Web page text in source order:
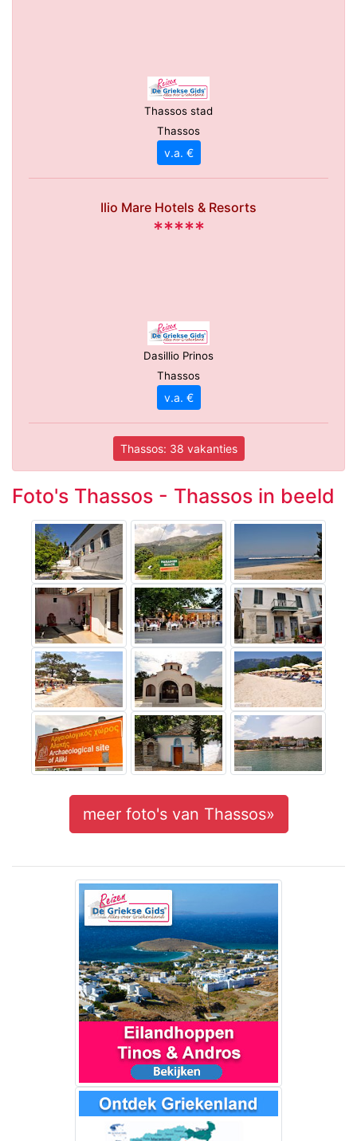
Thassos stad
Thassos
v.a. €
Ilio Mare Hotels & Resorts
*****
Dasillio Prinos
Thassos
v.a. €
Thassos: 38 vakanties
Foto's Thassos - Thassos in beeld
meer foto's van Thassos»